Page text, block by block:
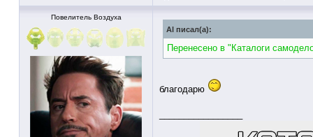
Повелитель Воздуха
Al писал(а):
Перенесено в "Каталоги
благодарю